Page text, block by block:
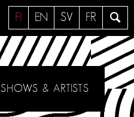
a
e
FI EN SV FR
SHOWS & ARTISTS